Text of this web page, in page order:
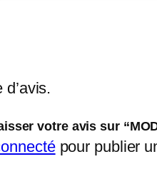
d’avis.
votre avis sur
pour publier